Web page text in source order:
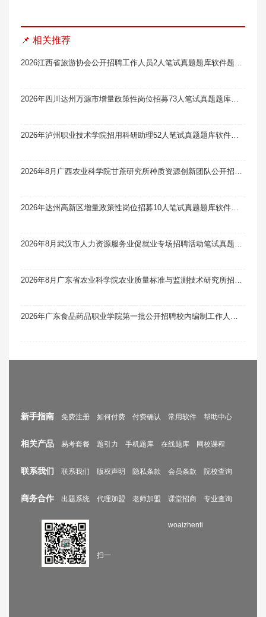
📌 相关推荐
新手指南 免费注册 如何付费 付费确认 常用软件 帮助中心
相关产品 易考套餐 题引力 手机题库 在线题库 网校课程
联系我们 联系我们 版权声明 隐私条款 会员条款 院校查询
商务合作 出题系统 代理加盟 老师加盟 课堂招商 专业查询
扫一
woaizhenti